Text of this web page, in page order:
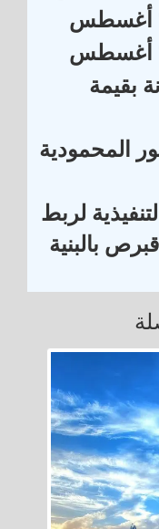
بقيمة
المحمودية
لربط
بالبنية